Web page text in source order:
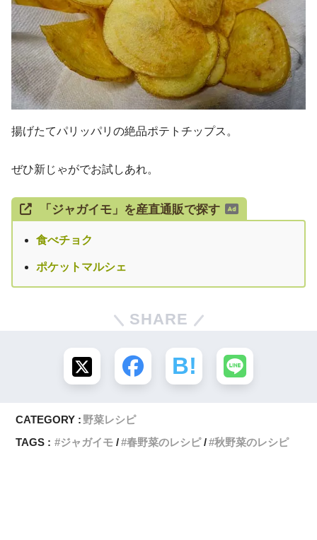
揚げたてパリッパリの絶品ポテトチップス。
ぜひ新じゃがでお試しあれ。
「ジャガイモ」を産直通販で探す
食べチョク
ポケットマルシェ
SHARE
CATEGORY : 野菜レシピ
TAGS :
ジャガイモ 春野菜のレシピ 秋野菜のレシピ